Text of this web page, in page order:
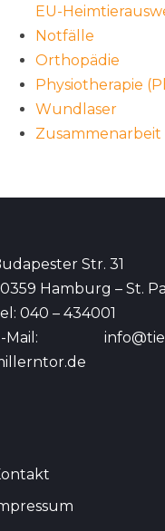
EU-
Notfälle
Orthopädie
Physiotherapie
Wundlaser
Str. 31
Hamburg – St.
040 – 434001
Mail: